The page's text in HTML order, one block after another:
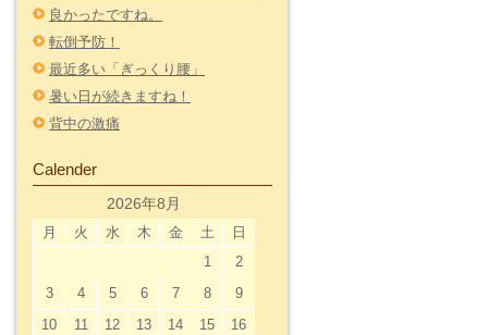
良かったですね。
転倒予防！
最近多い「ぎっくり腰」
暑い日が続きますね！
背中の激痛
Calender
2026年8月
月 火 水 木 金 土 日
1
2
3
4 5 6 7 8
9
10
11 12 13 14 15
16